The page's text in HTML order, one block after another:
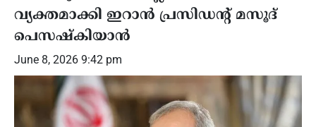
വ്യക്തമാക്കി ഇറാൻ പ്രസിഡന്റ് മസൂദ്
പെസഷ്കിയാൻ
June 8, 2026 9:42 pm